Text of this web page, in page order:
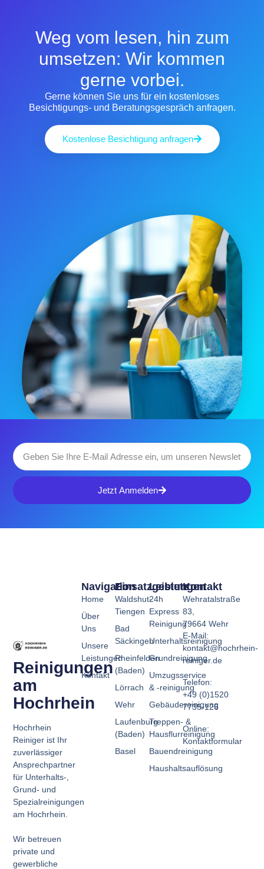
Weg vom lesen, hin zum
umsetzen: Wir kommen
gerne vorbei.
Gerne können Sie uns für ein kostenloses
Besichtigungs- und Beratungsgespräch anfragen.
Kostenlose Besichtigung anfragen
Jetzt Anmelden
Reinigungen
am
Hochrhein
Hochrhein
Reiniger ist Ihr
zuverlässiger
Ansprechpartner
für Unterhalts-,
Grund- und
Spezialreinigungen
am Hochrhein.
Wir betreuen
private und
gewerbliche
Leistungen
24h
Express
Reinigung
Unterhaltsreinigung
Grundreinigung
Umzugsservice
& -reinigung
Gebäudereinigung
Treppen- &
Hausflurreinigung
Bauendreinigung
Haushaltsauflösung
Einsatzgebiete
Waldshut-
Tiengen
Bad
Säckingen
Rheinfelden
(Baden)
Lörrach
Wehr
Laufenburg
(Baden)
Basel
Navigation
Home
Über
Uns
Unsere
Leistungen
Kontakt
Kontakt
Wehratalstraße
83,
79664 Wehr
E-Mail:
kontakt@hochrhein-
reiniger.de
Telefon:
+49 (0)1520
7735-126
Online:
Kontaktformular